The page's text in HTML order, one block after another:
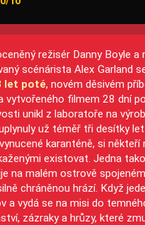
režisér Danny Boyle a
scénárista Alex Garland
let poté, novém děsivém
vytvořeného filmem 28 dní
unikl z laboratoře na
už téměř tři desítky let
karanténě, si někteří
existovat. Jedna
na malém ostrově spojeném
chráněnou hrází. Když
a vydá se na misi do
zázraky a hrůzy, které